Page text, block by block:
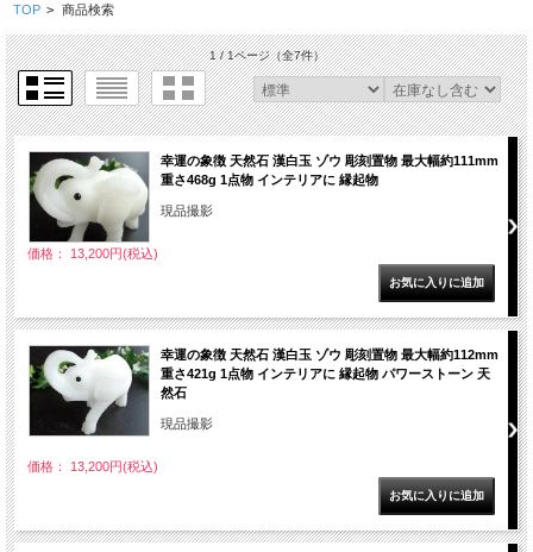
TOP > 商品検索
1 / 1ページ（全7件）
幸運の象徴 天然石 漢白玉 ゾウ 彫刻置物 最大幅約111mm
重さ468g 1点物 インテリアに 縁起物
現品撮影
価格： 13,200円(税込)
幸運の象徴 天然石 漢白玉 ゾウ 彫刻置物 最大幅約112mm
重さ421g 1点物 インテリアに 縁起物 パワーストーン 天
然石
現品撮影
価格： 13,200円(税込)